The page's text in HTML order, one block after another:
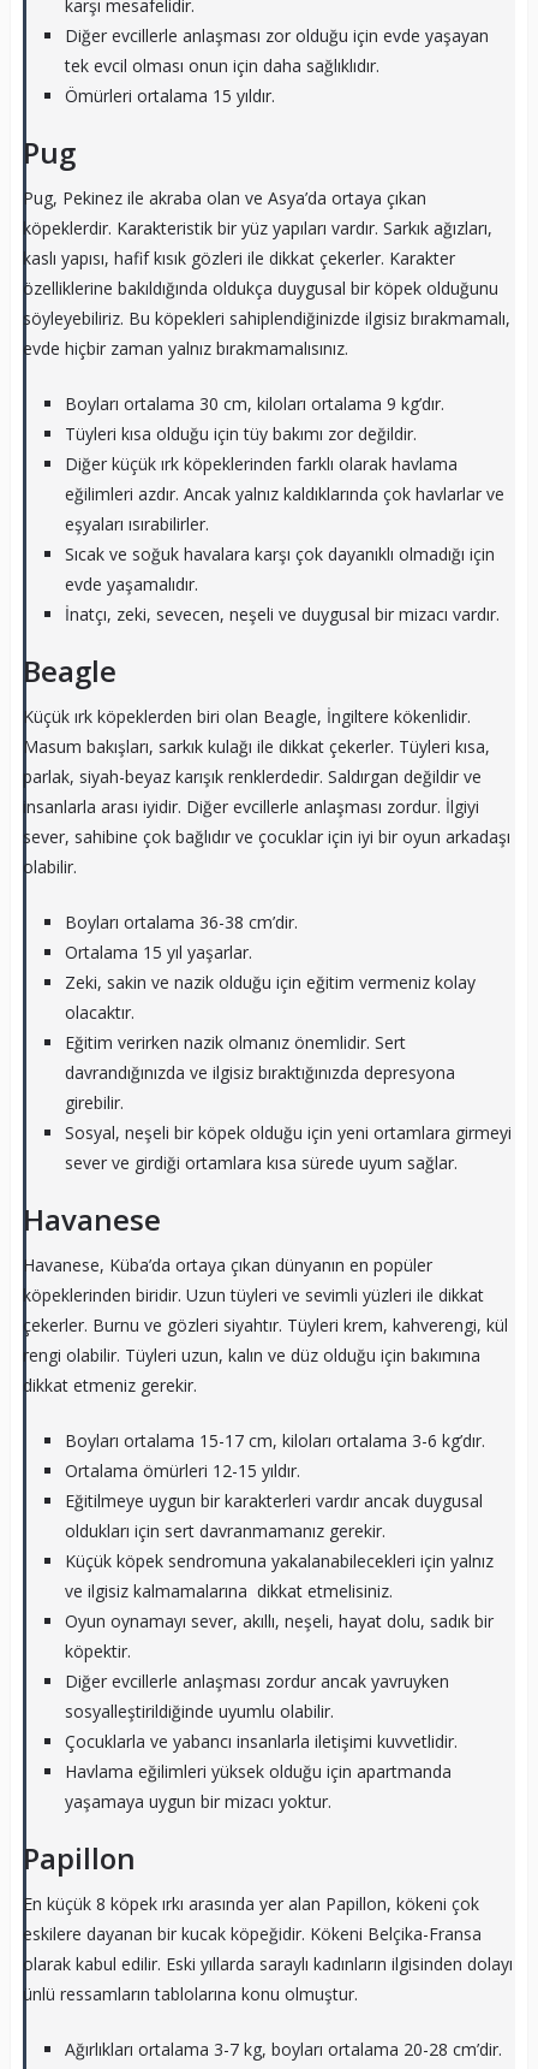
karşı mesafelidir.
Diğer evcillerle anlaşması zor olduğu için evde yaşayan
tek evcil olması onun için daha sağlıklıdır.
Ömürleri ortalama 15 yıldır.
Pug
Pug, Pekinez ile akraba olan ve Asya’da ortaya çıkan
köpeklerdir. Karakteristik bir yüz yapıları vardır. Sarkık ağızları,
kaslı yapısı, hafif kısık gözleri ile dikkat çekerler. Karakter
özelliklerine bakıldığında oldukça duygusal bir köpek olduğunu
söyleyebiliriz. Bu köpekleri sahiplendiğinizde ilgisiz bırakmamalı,
evde hiçbir zaman yalnız bırakmamalısınız.
Boyları ortalama 30 cm, kiloları ortalama 9 kg’dır.
Tüyleri kısa olduğu için tüy bakımı zor değildir.
Diğer küçük ırk köpeklerinden farklı olarak havlama
eğilimleri azdır. Ancak yalnız kaldıklarında çok havlarlar ve
eşyaları ısırabilirler.
Sıcak ve soğuk havalara karşı çok dayanıklı olmadığı için
evde yaşamalıdır.
İnatçı, zeki, sevecen, neşeli ve duygusal bir mizacı vardır.
Beagle
Küçük ırk köpeklerden biri olan Beagle, İngiltere kökenlidir.
Masum bakışları, sarkık kulağı ile dikkat çekerler. Tüyleri kısa,
parlak, siyah-beyaz karışık renklerdedir. Saldırgan değildir ve
insanlarla arası iyidir. Diğer evcillerle anlaşması zordur. İlgiyi
sever, sahibine çok bağlıdır ve çocuklar için iyi bir oyun arkadaşı
olabilir.
Boyları ortalama 36-38 cm’dir.
Ortalama 15 yıl yaşarlar.
Zeki, sakin ve nazik olduğu için eğitim vermeniz kolay
olacaktır.
Eğitim verirken nazik olmanız önemlidir. Sert
davrandığınızda ve ilgisiz bıraktığınızda depresyona
girebilir.
Sosyal, neşeli bir köpek olduğu için yeni ortamlara girmeyi
sever ve girdiği ortamlara kısa sürede uyum sağlar.
Havanese
Havanese, Küba’da ortaya çıkan dünyanın en popüler
köpeklerinden biridir. Uzun tüyleri ve sevimli yüzleri ile dikkat
çekerler. Burnu ve gözleri siyahtır. Tüyleri krem, kahverengi, kül
rengi olabilir. Tüyleri uzun, kalın ve düz olduğu için bakımına
dikkat etmeniz gerekir.
Boyları ortalama 15-17 cm, kiloları ortalama 3-6 kg’dır.
Ortalama ömürleri 12-15 yıldır.
Eğitilmeye uygun bir karakterleri vardır ancak duygusal
oldukları için sert davranmamanız gerekir.
Küçük köpek sendromuna yakalanabilecekleri için yalnız
ve ilgisiz kalmamalarına dikkat etmelisiniz.
Oyun oynamayı sever, akıllı, neşeli, hayat dolu, sadık bir
köpektir.
Diğer evcillerle anlaşması zordur ancak yavruyken
sosyalleştirildiğinde uyumlu olabilir.
Çocuklarla ve yabancı insanlarla iletişimi kuvvetlidir.
Havlama eğilimleri yüksek olduğu için apartmanda
yaşamaya uygun bir mizacı yoktur.
Papillon
En küçük 8 köpek ırkı arasında yer alan Papillon, kökeni çok
eskilere dayanan bir kucak köpeğidir. Kökeni Belçika-Fransa
olarak kabul edilir. Eski yıllarda saraylı kadınların ilgisinden dolayı
ünlü ressamların tablolarına konu olmuştur.
Ağırlıkları ortalama 3-7 kg, boyları ortalama 20-28 cm’dir.